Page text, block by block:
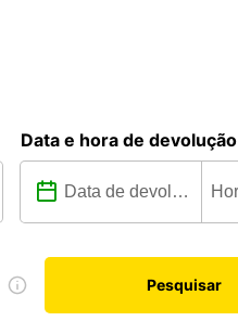
Data e hora de devolução
Pesquisar